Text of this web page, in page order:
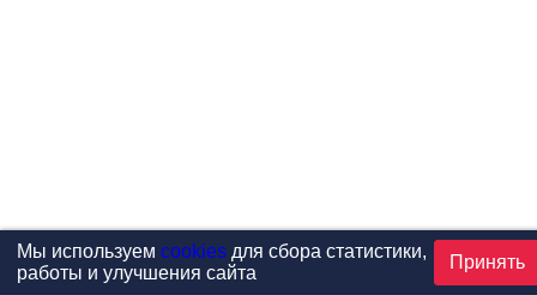
Мы используем cookiesдля сбора статистики,
работы и улучшения сайта
Принять